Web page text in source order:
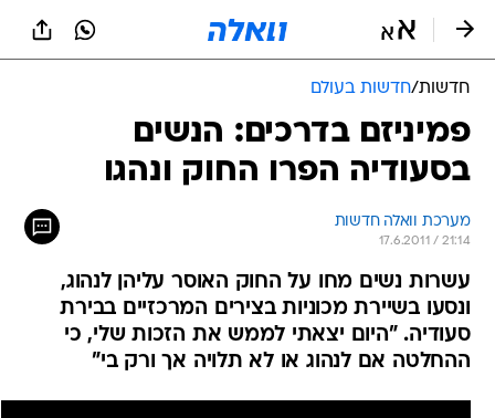
חדשות/חדשות בעולם
פמיניזם בדרכים: הנשים
בסעודיה הפרו החוק ונהגו
מערכת וואלה חדשות
17.6.2011 / 21:14
עשרות נשים מחו על החוק האוסר עליהן לנהוג,
ונסעו בשיירת מכוניות בצירים המרכזיים בבירת
סעודיה. "היום יצאתי לממש את הזכות שלי, כי
ההחלטה אם לנהוג או לא תלויה אך ורק בי"